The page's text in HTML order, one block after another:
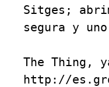
Sitges;
segura y
The Thing,
http://